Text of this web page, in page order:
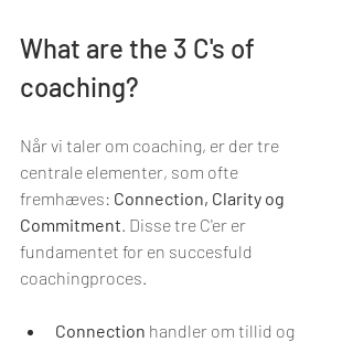
What are the 3 C's of
coaching?
Når vi taler om coaching, er der tre
centrale elementer, som ofte
fremhæves: Connection, Clarity og
Commitment . Disse tre C'er er
fundamentet for en succesfuld
coachingproces.
Connection handler om tillid og